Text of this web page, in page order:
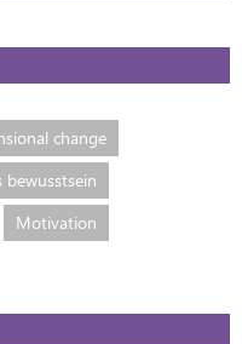
change
bewusstsein
Motivation